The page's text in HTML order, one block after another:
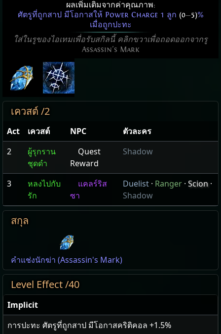
ผลเพิ่มเติมจากค่าคุณภาพ:
ศัตรูที่ถูกสาป มีโอกาสให้ Power Charge 1 ลูก (0—5)%
เมื่อถูกปะทะ
ใส่ในรูของไอเทมเพื่อรับสกิลนี้ คลิกขวาเพื่อถอดออกจากรู
Assassin's Mark
เควสต์ /2
Act เควสต์ NPC
ตัวละคร
2
ผู้รุกราน
ชุดดำ
Quest
Reward
Shadow
3
หลงไปกับ
รัก
แคลร์ริส
ซา
Duelist · Ranger · Scion·
Shadow
สกุล
คำแช่งนักฆ่า (Assassin's Mark)
Level Effect /40
Implicit
การปะทะ ศัตรูที่ถูกสาป มีโอกาสคริติคอล +1.5%